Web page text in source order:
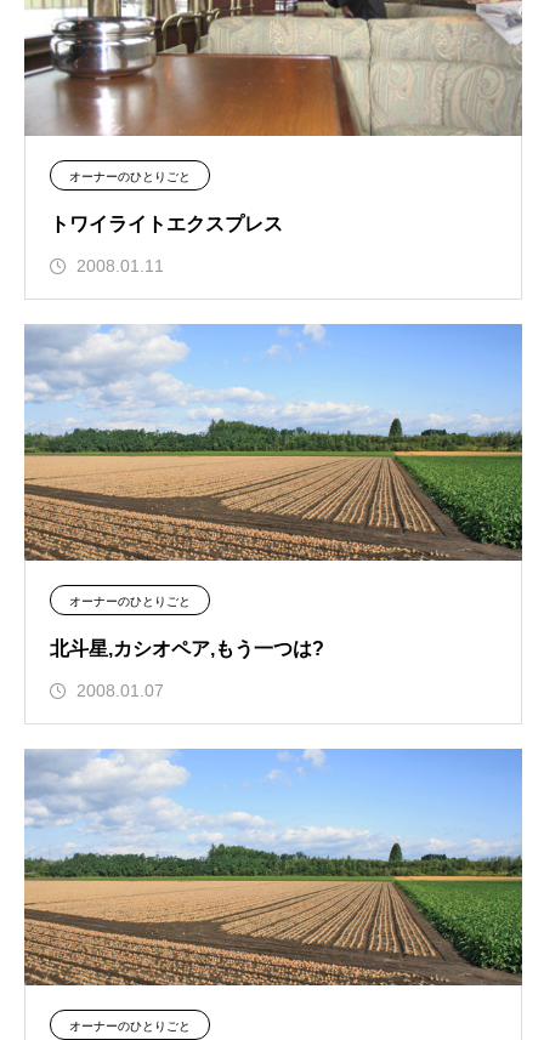
オーナーのひとりごと
トワイライトエクスプレス
2008.01.11
オーナーのひとりごと
北斗星,カシオペア,もう一つは?
2008.01.07
オーナーのひとりごと